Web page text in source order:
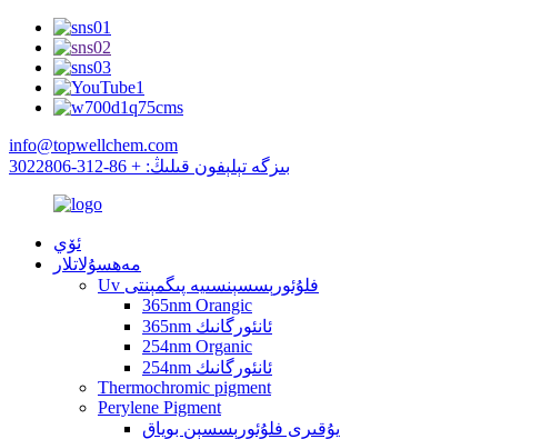
info@topwellchem.com
بىزگە تېلېفون قىلىڭ: + 86-312-3022806
ئۆي
مەھسۇلاتلار
Uv فلۇئورېسسېنسىيە پىگمېنتى
365nm Orangic
365nm ئانئورگانىك
254nm Organic
254nm ئانئورگانىك
Thermochromic pigment
Perylene Pigment
يۇقىرى فلۇئورېسسېن بوياق